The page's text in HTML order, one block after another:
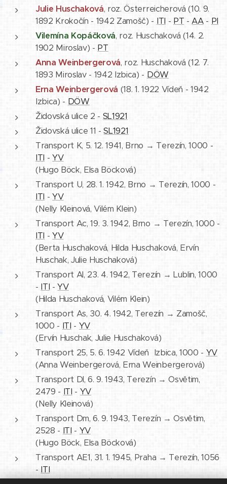
Julie Huschaková, roz. Österreicherová (10. 9.
1892 Krokočín - 1942 Zamošč) - ITI - PT -AA- PI
Vilemína Kopáčková, roz. Huschaková (14. 2.
1902 Miroslav) - PT
Anna Weinbergerová, roz. Huschaková (12. 7.
1893 Miroslav - 1942 Izbica) - DÖW
Erna Weinbergerová (18. 1. 1922 Vídeň - 1942
Izbica) - DÖW
Židovská ulice 2 - SL1921
Židovská ulice 11 -SL1921
Transport K, 5. 12. 1941, Brno → Terezín, 1000 -
ITI -YV
(Hugo Böck, Elsa Böcková)
Transport U, 28. 1. 1942, Brno → Terezín, 1000 -
ITI -YV
(Nelly Kleinová, Vilém Klein)
Transport Ac, 19. 3. 1942, Brno → Terezín, 1000 -
ITI -YV
(Berta Huschaková, Hilda Huschaková, Ervín
Huschak, Julie Huschaková)
Transport Al, 23. 4. 1942, Terezín → Lublin, 1000
- ITI -YV
(Hilda Huschaková, Vilém Klein)
Transport As, 30. 4. 1942, Terezín → Zamošč,
1000 - ITI - YV
(Ervín Huschak, Julie Huschaková)
Transport 25, 5. 6. 1942 Vídeň Izbica, 1000 - YV
(Anna Weinbergerová, Erna Weinbergerová)
Transport Dl, 6. 9. 1943, Terezín → Osvětim,
2479 - ITI - YV
(Nelly Kleinová)
Transport Dm, 6. 9. 1943, Terezín → Osvětim,
2528 - ITI - YV
(Hugo Böck, Elsa Böcková)
Transport AE1, 31. 1. 1945, Praha → Terezín, 1056
- ITI
(Vilemína Kopáčková)